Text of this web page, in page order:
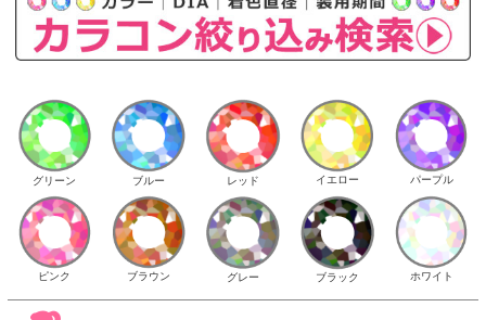
グリーン ブルー レッド イエロー パープル
ピンク ブラウン グレー ブラック ホワイト